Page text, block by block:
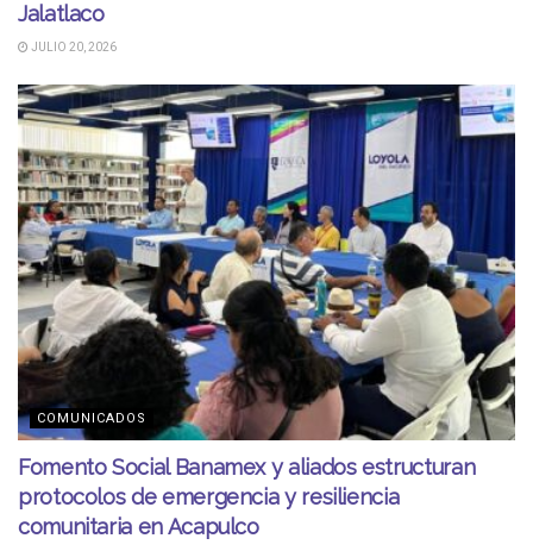
Jalatlaco
JULIO 20, 2026
COMUNICADOS
Fomento Social Banamex y aliados estructuran
protocolos de emergencia y resiliencia
comunitaria en Acapulco